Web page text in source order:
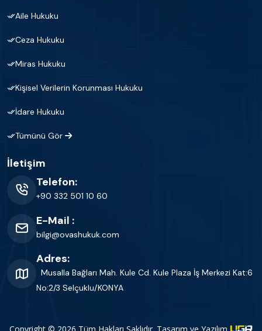
Aile Hukuku
Ceza Hukuku
Miras Hukuku
Kişisel Verilerin Korunması Hukuku
İdare Hukuku
Tümünü Gör
İletişim
Telefon:
+90 332 501 10 60
E-Mail :
bilgi@ovashukuk.com
Adres:
Musalla Bağları Mah. Kule Cd. Kule Plaza İş Merkezi Kat:6
No:2/3 Selçuklu/KONYA